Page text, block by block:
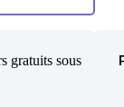
gratuits sous